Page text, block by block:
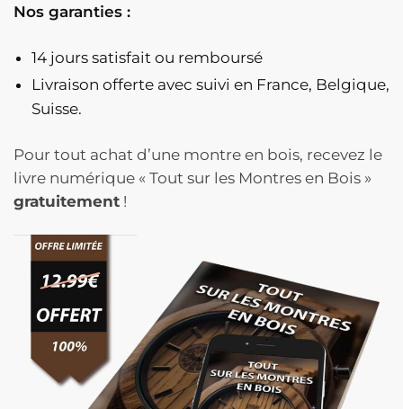
En
Boussole
Cadran
Bois
Bracelet
Marron
BussolaMarrone
Nos garanties :
14 jours satisfait ou remboursé
Livraison offerte avec suivi en France, Belgique,
Suisse.
Pour tout achat d’une montre en bois, recevez le
livre numérique « Tout sur les Montres en Bois »
gratuitement !